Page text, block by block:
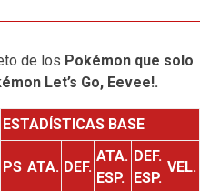
de los Pokémon que solo
Let’s Go, Eevee!.
ESTADÍSTICAS BASE
PS ATA. DEF.
ATA.
ESP.
DEF.
ESP.
VEL.